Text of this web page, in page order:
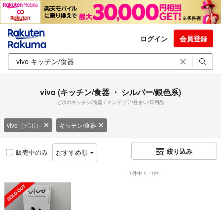
ログイン 会員登録
vivo (キッチン/食器 ・ シルバー/銀色系)
ビボのキッチン/食器 / インテリア/住まい/日用品
vivo（ビボ） キッチン/食器
販売中のみ おすすめ順 絞り込み
1件中 1 - 1件